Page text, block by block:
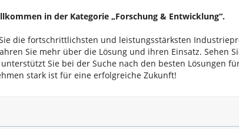
in der Kategorie „Forschung & Entwicklung“.
die fortschrittlichsten und leistungsstärksten
Sie mehr über die Lösung und ihren Einsatz. Sehen
Sie bei der Suche nach den besten Lösungen
stark ist für eine erfolgreiche Zukunft!